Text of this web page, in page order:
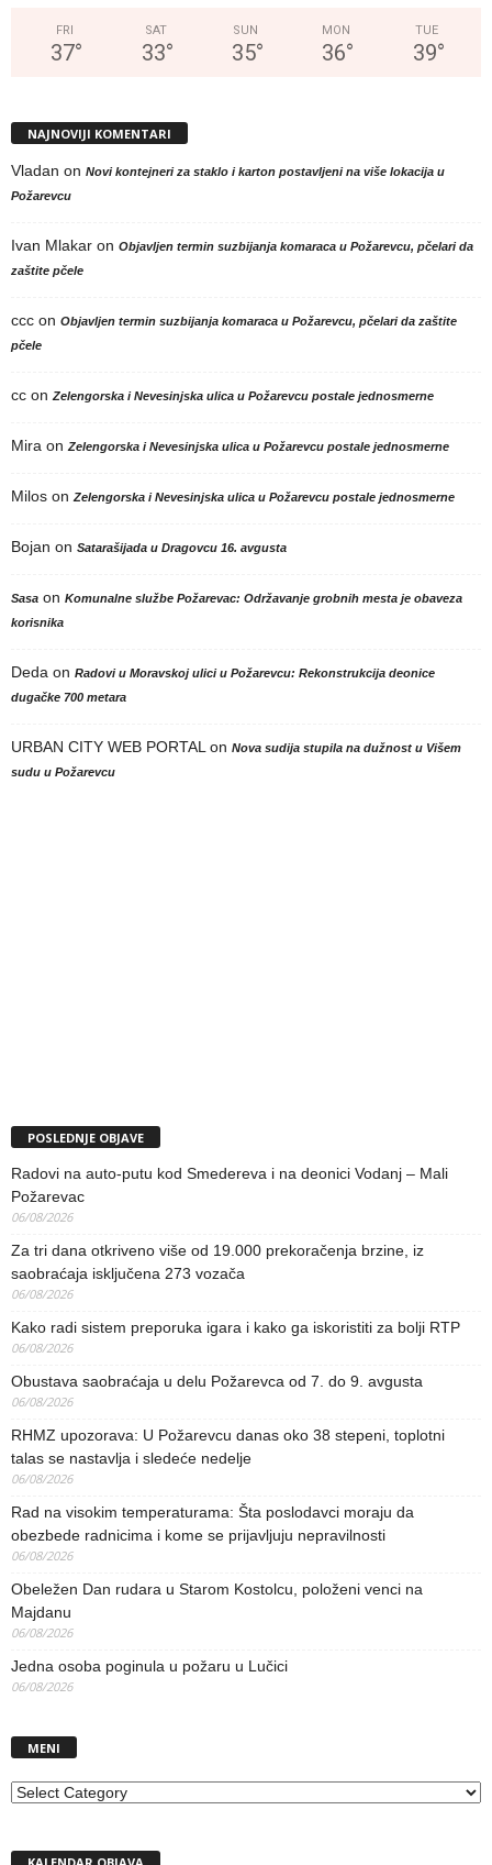
FRI
37°
SAT
33°
SUN
35°
MON
36°
TUE
39°
NAJNOVIJI KOMENTARI
Vladan on Novi kontejneri za staklo i karton postavljeni na više lokacija u
Požarevcu
Ivan Mlakar on Objavljen termin suzbijanja komaraca u Požarevcu, pčelari da
zaštite pčele
ccc on Objavljen termin suzbijanja komaraca u Požarevcu, pčelari da zaštite
pčele
cc on Zelengorska i Nevesinjska ulica u Požarevcu postale jednosmerne
Mira on Zelengorska i Nevesinjska ulica u Požarevcu postale jednosmerne
Milos on Zelengorska i Nevesinjska ulica u Požarevcu postale jednosmerne
Bojan on Satarašijada u Dragovcu 16. avgusta
Sasa on Komunalne službe Požarevac: Održavanje grobnih mesta je obaveza
korisnika
Deda on Radovi u Moravskoj ulici u Požarevcu: Rekonstrukcija deonice
dugačke 700 metara
URBAN CITY WEB PORTAL on Nova sudija stupila na dužnost u Višem
sudu u Požarevcu
POSLEDNJE OBJAVE
Radovi na auto-putu kod Smedereva i na deonici Vodanj – Mali
Požarevac
06/08/2026
Za tri dana otkriveno više od 19.000 prekoračenja brzine, iz
saobraćaja isključena 273 vozača
06/08/2026
Kako radi sistem preporuka igara i kako ga iskoristiti za bolji RTP
06/08/2026
Obustava saobraćaja u delu Požarevca od 7. do 9. avgusta
06/08/2026
RHMZ upozorava: U Požarevcu danas oko 38 stepeni, toplotni
talas se nastavlja i sledeće nedelje
06/08/2026
Rad na visokim temperaturama: Šta poslodavci moraju da
obezbede radnicima i kome se prijavljuju nepravilnosti
06/08/2026
Obeležen Dan rudara u Starom Kostolcu, položeni venci na
Majdanu
06/08/2026
Jedna osoba poginula u požaru u Lučici
06/08/2026
MENI
MENI